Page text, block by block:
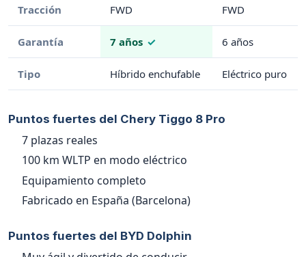
Tracción FWD FWD
Garantía 7 años 6 años
Tipo Híbrido enchufable Eléctrico puro
Puntos fuertes del Chery Tiggo 8 Pro
7 plazas reales
100 km WLTP en modo eléctrico
Equipamiento completo
Fabricado en España (Barcelona)
Puntos fuertes del BYD Dolphin